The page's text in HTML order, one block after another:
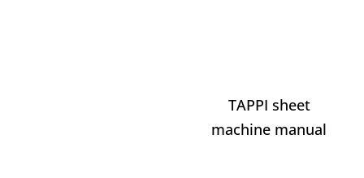
TAPPI sheet
machine manual